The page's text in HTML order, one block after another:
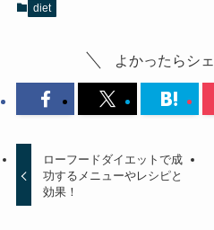
diet
よかったらシ
ローフードダイエットで成
功するメニューやレシピと
効果！